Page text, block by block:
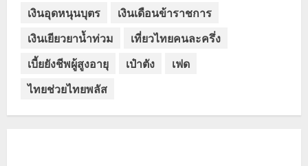
เงินอุดหนุนบุตร
เงินเดือนข้าราชการ
เงินเยียวยาน้ำท่วม
เที่ยวไทยคนละครึ่ง
เบี้ยยังชีพผู้สูงอายุ
เป๋าตัง
เฟด
ไทยช่วยไทยพลัส